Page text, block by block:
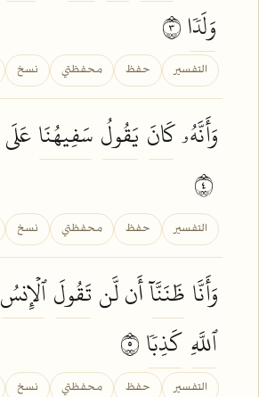
وَلَدٗا
التفسير حفظ محفظتي نسخ
وَأَنَّهُۥكَانَ يَقُولُ سَفِيهُنَاعَلَى
التفسير حفظ محفظتي نسخ
وَأَنَّا ظَنَنَّآأَن لَّن تَقُولَٱلۡإِنسُ
ٱللَّهِ كَذِبٗا
التفسير حفظ محفظتي نسخ